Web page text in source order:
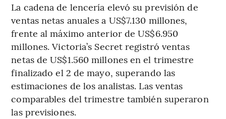
La cadena de lencería elevó su previsión de
ventas netas anuales a US$7.130 millones,
frente al máximo anterior de US$6.950
millones. Victoria’s Secret registró ventas
netas de US$1.560 millones en el trimestre
finalizado el 2 de mayo, superando las
estimaciones de los analistas. Las ventas
comparables del trimestre también superaron
las previsiones.